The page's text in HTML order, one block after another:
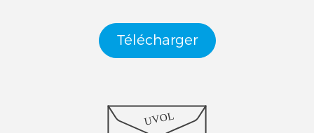
Télécharger
UVOL